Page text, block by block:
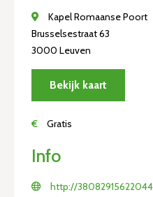
Kapel Romaanse Poort
Brusselsestraat 63
3000 Leuven
Bekijk kaart
€ Gratis
Info
http://